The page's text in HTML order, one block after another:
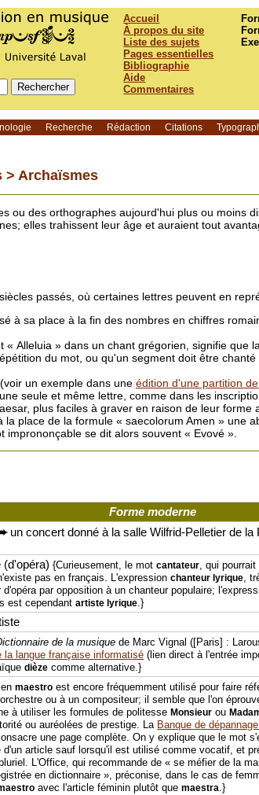
Accueil
À propos du site
Liste des sujets
Pages essentielles
Bibliographie
Aide
Commentaires
Recherche Rédaction Citations
> Archaïsmes
ou des orthographes aujourd'hui plus ou moins
elles trahissent leur âge et auraient tout
passés, où certaines lettres peuvent en
à sa place à la fin des nombres en chiffres
Alleluia » dans un chant grégorien, signifie que
du mot, ou qu'un segment doit être
un exemple dans une édition d'une partition
seule et même lettre, comme dans les
plus faciles à graver en raison de leur forme
place de la formule « saecolorum Amen » une
imprononçable se dit alors souvent « Evové ».
Forme moderne
un concert donné à la salle Wilfrid-Pelletier de la
(d'opéra){Curieusement, le motcantateur, qui
pas en français. L'expressionchanteur lyrique,
d'opéra par opposition à un chanteur populaire;
est cependantartiste lyrique.}
de la musique de Marc Vignal ([Paris] :
la langue française informatisé (lien direct à l'entrée
dièze comme alternative.}
maestro est encore fréquemment utilisé pour faire
ou à un compositeur; il semble que l'on
à utiliser les formules de politesseMonsieur ou
ou auréolées de prestige. La Banque de
une page complète. On y explique que le mot
d'un article sauf lorsqu'il est utilisé comme vocatif, et
L'Office, qui recommande de « se méfier de la
en dictionnaire », préconise, dans le cas de
avec l'article féminin plutôt quemaestra.}